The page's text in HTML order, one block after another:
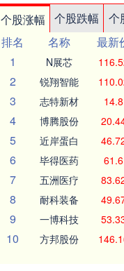
个股涨幅 个股跌幅 个
排名
名称 最新
1
N展芯
2 锐翔智能
3 志特新材 14.8
4 博腾股份
5 近岸蛋白
6 毕得医药 61.6
7 五洲医疗
8 耐科装备
9 一博科技
10 方邦股份